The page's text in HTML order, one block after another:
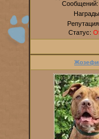
Сообщений:
Статус: